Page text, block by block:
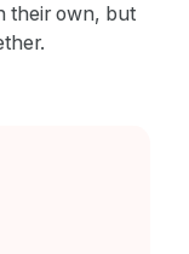
their own, but